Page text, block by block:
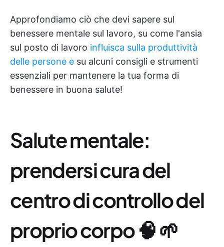
Approfondiamo ciò che devi sapere sul
benessere mentale sul lavoro, su come l'ansia
sul posto di lavoro influisca sulla produttività
delle persone e su alcuni consigli e strumenti
essenziali per mantenere la tua forma di
benessere in buona salute!
Salute mentale:
prendersi cura del
centro di controllo del
proprio corpo 🧠 🌱